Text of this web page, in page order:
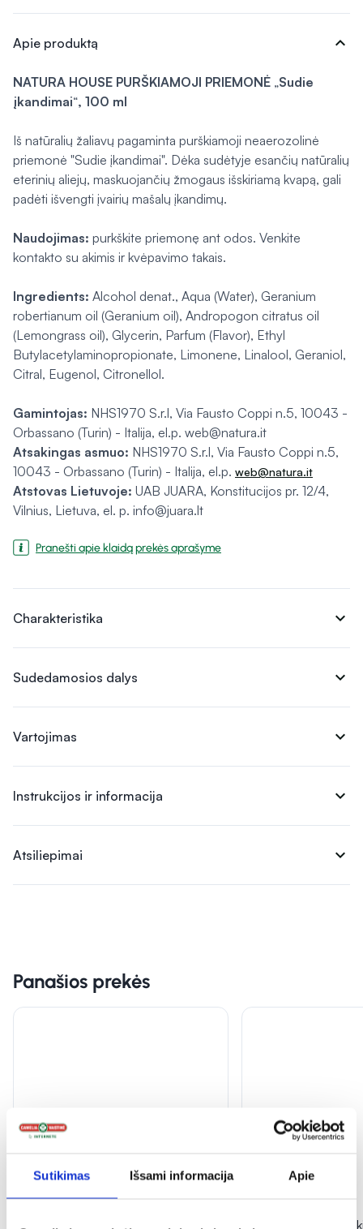
Sutikimas Išsami informacija Apie
Apie produktą expand_more
NATURA HOUSE PURŠKIAMOJI PRIEMONĖ „Sudie
įkandimai“, 100 ml
Iš natūralių žaliavų pagaminta purškiamoji neaerozolinė
priemonė "Sudie įkandimai". Dėka sudėtyje esančių natūralių
eterinių aliejų, maskuojančių žmogaus išskiriamą kvapą, gali
padėti išvengti įvairių mašalų įkandimų.
Naudojimas: purkškite priemonę ant odos. Venkite
kontakto su akimis ir kvėpavimo takais.
Ingredients: Alcohol denat., Aqua (Water), Geranium
robertianum oil (Geranium oil), Andropogon citratus oil
(Lemongrass oil), Glycerin, Parfum (Flavor), Ethyl
Butylacetylaminopropionate, Limonene, Linalool, Geraniol,
Citral, Eugenol, Citronellol.
Gamintojas: NHS1970 S.r.l, Via Fausto Coppi n.5, 10043 -
Orbassano (Turin) - Italija, el.p. web@natura.it
Atsakingas asmuo: NHS1970 S.r.l, Via Fausto Coppi n.5,
10043 - Orbassano (Turin) - Italija, el.p. web@natura.it
Atstovas Lietuvoje: UAB JUARA, Konstitucijos pr. 12/4,
Vilnius, Lietuva, el. p. info@juara.lt
Pranešti apie klaidą prekės aprašyme
Charakteristika expand_more
Sudedamosios dalys expand_more
Vartojimas expand_more
Instrukcijos ir informacija expand_more
Atsiliepimai expand_more
Panašios prekės
DEET purškiamas repelentas 50 BIOZIP kūno